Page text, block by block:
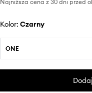
Najniższa cena z 30 dni przed
Kolor: czarny
ONE